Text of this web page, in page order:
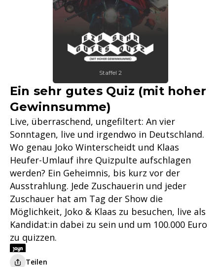
Staffel 2
Ein sehr gutes Quiz (mit hoher
Gewinnsumme)
Live, überraschend, ungefiltert: An vier
Sonntagen, live und irgendwo in Deutschland.
Wo genau Joko Winterscheidt und Klaas
Heufer-Umlauf ihre Quizpulte aufschlagen
werden? Ein Geheimnis, bis kurz vor der
Ausstrahlung. Jede Zuschauerin und jeder
Zuschauer hat am Tag der Show die
Möglichkeit, Joko & Klaas zu besuchen, live als
Kandidat:in dabei zu sein und um 100.000 Euro
zu quizzen.
Teilen